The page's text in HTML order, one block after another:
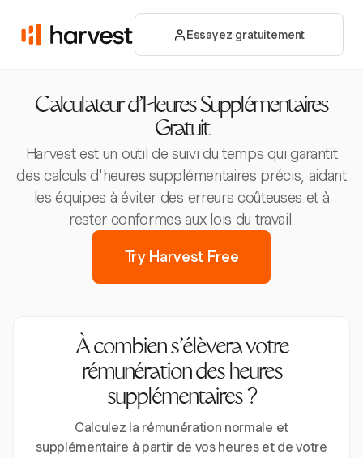
Essayez gratuitement
Calculateur d'Heures Supplémentaires
Gratuit
Harvest est un outil de suivi du temps qui garantit
des calculs d'heures supplémentaires précis, aidant
les équipes à éviter des erreurs coûteuses et à
rester conformes aux lois du travail.
Try Harvest Free
À combien s’élèvera votre
rémunération des heures
supplémentaires ?
Calculez la rémunération normale et
supplémentaire à partir de vos heures et de votre